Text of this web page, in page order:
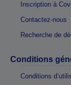
Inscription à
Contactez-nous
Recherche de
Conditions
Conditions